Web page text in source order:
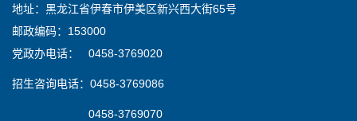
地址：黑龙江省伊春市伊美区新兴西大街65号
邮政编码：153000
党政办电话： 0458-3769020
招生咨询电话：0458-3769086
0458-3769070